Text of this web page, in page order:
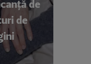
de
de